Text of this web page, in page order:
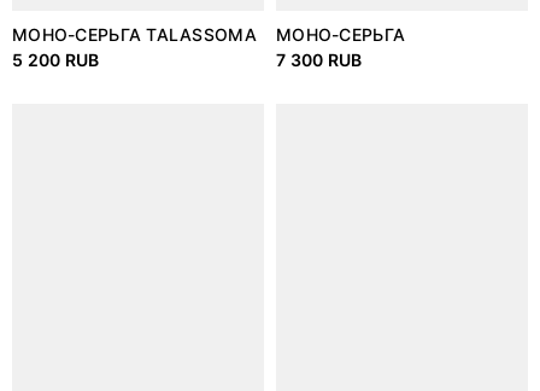
МОНО-СЕРЬГА TALASSOMA
5 200 RUB
МОНО-СЕРЬГА
BATSQUEAK.FORGE
7 300 RUB